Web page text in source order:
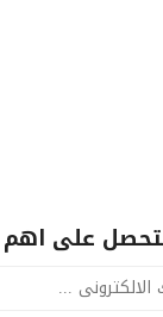
على اهم